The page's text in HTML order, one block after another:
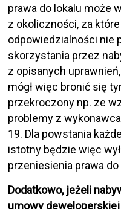
prawa do lokalu może
z okoliczności, za
odpowiedzialności nie
skorzystania przez
z opisanych
mógł więc bronić się
przekroczony np. ze
problemy z
19. Dla powstania
istotny będzie więc
przeniesienia prawa do
Dodatkowo, jeżeli
umowy